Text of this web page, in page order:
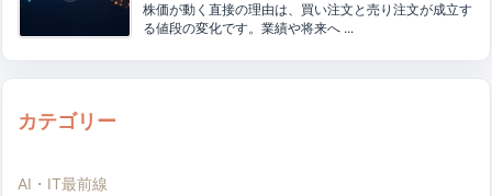
株価が動く直接の理由は、買い注文と売り注文が成立す
る値段の変化です。業績や将来へ ...
カテゴリー
AI・IT最前線